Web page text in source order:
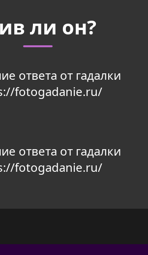
ли он?
ответа от гадалки
fotogadanie.ru/
ответа от гадалки
fotogadanie.ru/